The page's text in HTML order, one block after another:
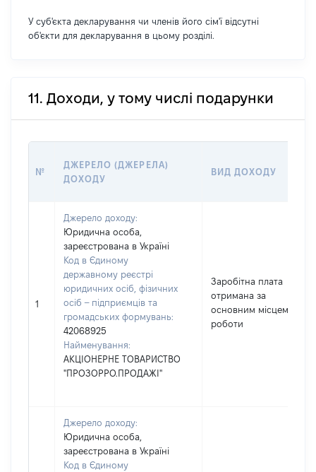
У суб'єкта декларування чи членів його сім'ї відсутні
об'єкти для декларування в цьому розділі.
11. Доходи, у тому числі подарунки
№
ДЖЕРЕЛО (ДЖЕРЕЛА)
ДОХОДУ
ВИД ДОХОДУ
1
Джерело доходу:
Юридична особа,
зареєстрована в Україні
Код в Єдиному
державному реєстрі
юридичних осіб, фізичних
осіб – підприємців та
громадських формувань:
42068925
Найменування:
АКЦІОНЕРНЕ ТОВАРИСТВО
"ПРОЗОРРО.ПРОДАЖІ"
Заробітна плата
отримана за
основним місцем
роботи
Джерело доходу:
Юридична особа,
зареєстрована в Україні
Код в Єдиному